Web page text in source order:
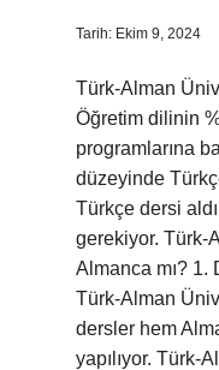
Tarih: Ekim 9, 2024
Türk-Alman
Öğretim dilinin
programlarına
düzeyinde
Türkçe dersi
gerekiyor. Türk-
Almanca mı? 1.
Türk-Alman
dersler hem
yapılıyor. Türk-